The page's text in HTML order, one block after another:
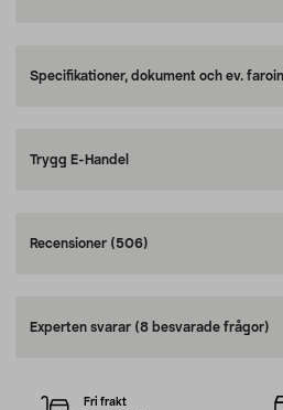
Specifikationer, dokument och ev.
Trygg E-Handel
Recensioner (506)
Experten svarar (8 besvarade frågor)
Fri frakt